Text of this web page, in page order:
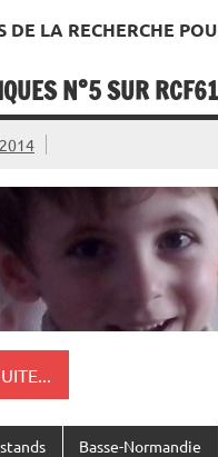
DE LA RECHERCHE
N°5 SUR RCF61
Basse-Normandie